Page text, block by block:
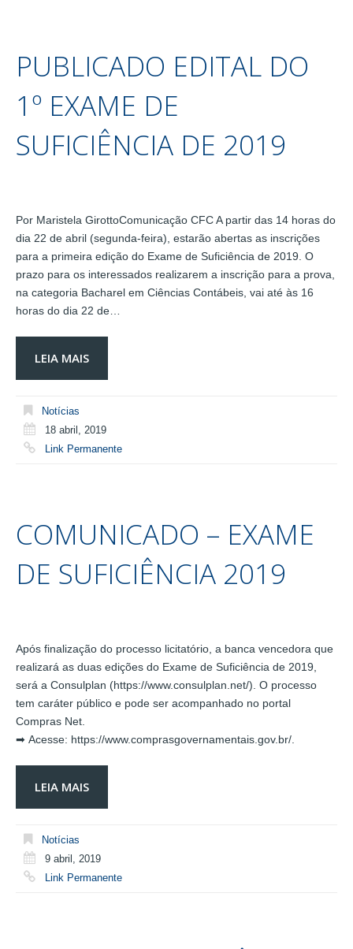
PUBLICADO EDITAL DO
1º EXAME DE
SUFICIÊNCIA DE 2019
Por Maristela GirottoComunicação CFC A partir das 14 horas do
dia 22 de abril (segunda-feira), estarão abertas as inscrições
para a primeira edição do Exame de Suficiência de 2019. O
prazo para os interessados realizarem a inscrição para a prova,
na categoria Bacharel em Ciências Contábeis, vai até às 16
horas do dia 22 de…
LEIA MAIS
Notícias
18 abril, 2019
Link Permanente
COMUNICADO – EXAME
DE SUFICIÊNCIA 2019
Após finalização do processo licitatório, a banca vencedora que
realizará as duas edições do Exame de Suficiência de 2019,
será a Consulplan (https://www.consulplan.net/). O processo
tem caráter público e pode ser acompanhado no portal
Compras Net.
➡ Acesse: https://www.comprasgovernamentais.gov.br/.
LEIA MAIS
Notícias
9 abril, 2019
Link Permanente